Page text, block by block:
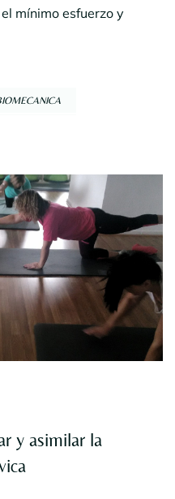
mínimo esfuerzo y
y asimilar la